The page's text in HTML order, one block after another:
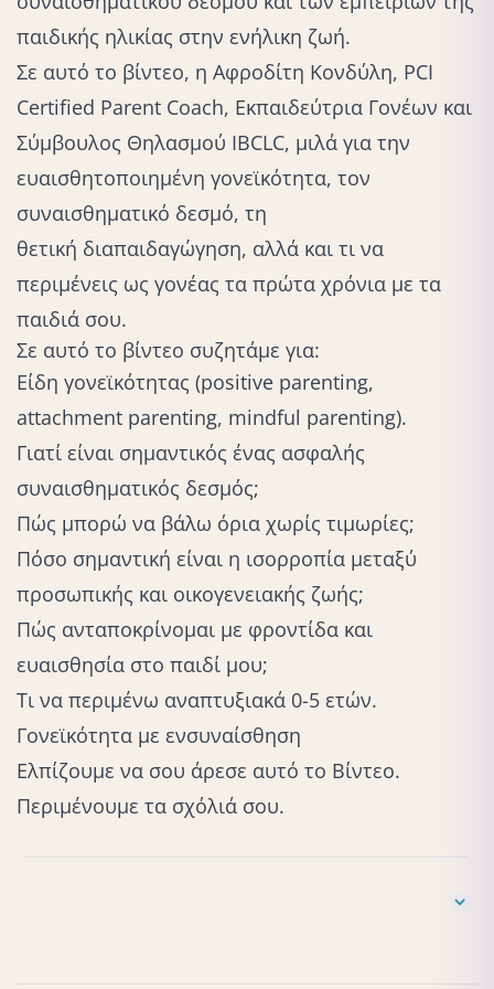
παιδικής ηλικίας στην ενήλικη ζωή.
Σε αυτό το βίντεο, η Αφροδίτη Κονδύλη, PCI
Certified Parent Coach, Εκπαιδεύτρια Γονέων και
Σύμβουλος Θηλασμού IBCLC, μιλά για την
ευαισθητοποιημένη γονεϊκότητα, τον
συναισθηματικό δεσμό, τη
θετική διαπαιδαγώγηση, αλλά και τι να
περιμένεις ως γονέας τα πρώτα χρόνια με τα
παιδιά σου.
Σε αυτό το βίντεο συζητάμε για:
Είδη γονεϊκότητας (positive parenting,
attachment parenting, mindful parenting).
Γιατί είναι σημαντικός ένας ασφαλής
συναισθηματικός δεσμός;
Πώς μπορώ να βάλω όρια χωρίς τιμωρίες;
Πόσο σημαντική είναι η ισορροπία μεταξύ
προσωπικής και οικογενειακής ζωής;
Πώς ανταποκρίνομαι με φροντίδα και
ευαισθησία στο παιδί μου;
Τι να περιμένω αναπτυξιακά 0-5 ετών.
Γονεϊκότητα με ενσυναίσθηση
Ελπίζουμε να σου άρεσε αυτό το Βίντεο.
Περιμένουμε τα σχόλιά σου.
επαγγελματική μου εμπειρία, την οποία έχω συλλέξει μέσα